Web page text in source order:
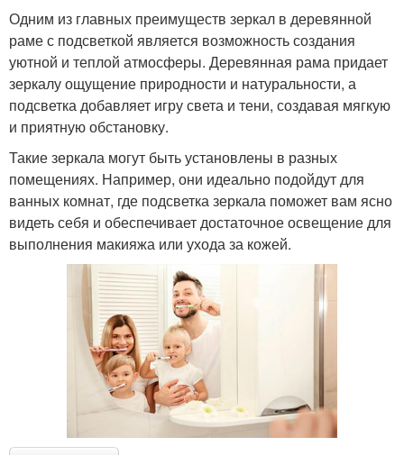
Одним из главных преимуществ зеркал в деревянной
раме с подсветкой является возможность создания
уютной и теплой атмосферы. Деревянная рама придает
зеркалу ощущение природности и натуральности, а
подсветка добавляет игру света и тени, создавая мягкую
и приятную обстановку.
Такие зеркала могут быть установлены в разных
помещениях. Например, они идеально подойдут для
ванных комнат, где подсветка зеркала поможет вам ясно
видеть себя и обеспечивает достаточное освещение для
выполнения макияжа или ухода за кожей.